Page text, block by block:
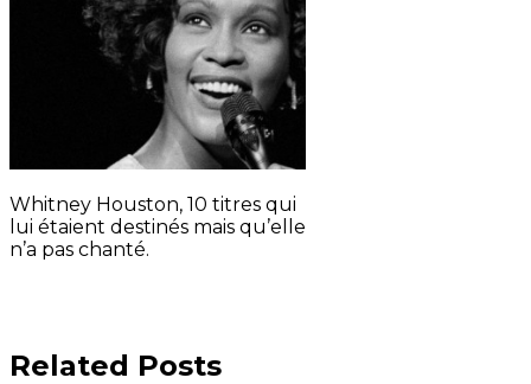
Whitney Houston, 10 titres qui
lui étaient destinés mais qu’elle
n’a pas chanté.
Related Posts